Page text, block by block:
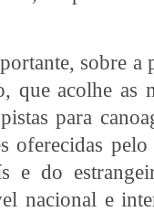
sobre a
que acolhe as
para
oferecidas
e do
nacional e